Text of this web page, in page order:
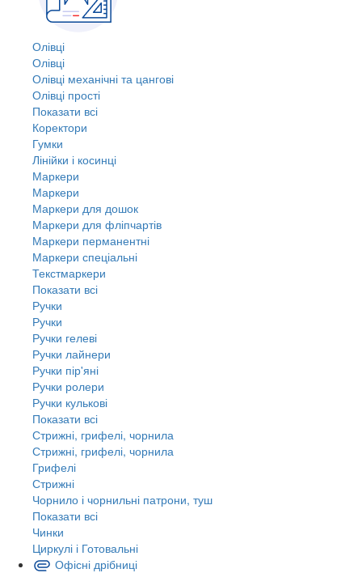
Олівці
Олівці
Олівці механічні та цангові
Олівці прості
Показати всі
Коректори
Гумки
Лінійки і косинці
Маркери
Маркери
Маркери для дошок
Маркери для фліпчартів
Маркери перманентні
Маркери спеціальні
Текстмаркери
Показати всі
Ручки
Ручки
Ручки гелеві
Ручки лайнери
Ручки пір'яні
Ручки ролери
Ручки кулькові
Показати всі
Стрижні, грифелі, чорнила
Стрижні, грифелі, чорнила
Грифелі
Стрижні
Чорнило і чорнильні патрони, туш
Показати всі
Чинки
Циркулі і Готовальні
Офісні дрібниці